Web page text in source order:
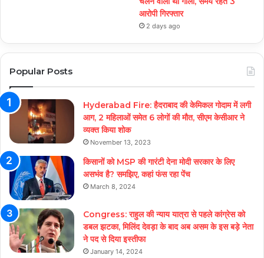
आरोपी गिरफ्तार
2 days ago
Popular Posts
Hyderabad Fire: हैदराबाद की केमिकल गोदाम में लगी
आग, 2 महिलाओं समेत 6 लोगों की मौत, सीएम केसीआर ने
व्यक्त किया शोक
November 13, 2023
किसानों को MSP की गारंटी देना मोदी सरकार के लिए
असभंव है? समझिए, कहां फंस रहा पेंच
March 8, 2024
Congress: राहुल की न्याय यात्रा से पहले कांग्रेस को
डबल झटका, मिलिंद देवड़ा के बाद अब असम के इस बड़े नेता
ने पद से दिया इस्तीफा
January 14, 2024